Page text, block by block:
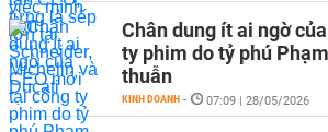
Chân dung ít ai ngờ
ty phim do tỷ phú
thuẫn
KINH DOANH - 07:09 | 28/05/2026